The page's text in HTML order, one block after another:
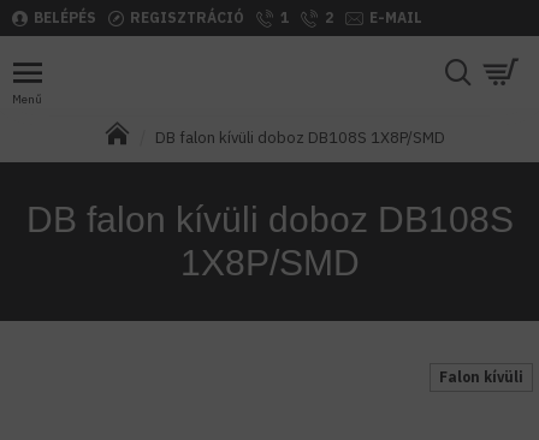
BELÉPÉS REGISZTRÁCIÓ 1 2 E-MAIL
DB falon kívüli doboz DB108S 1X8P/SMD
DB falon kívüli doboz DB108S
1X8P/SMD
Falon kívüli